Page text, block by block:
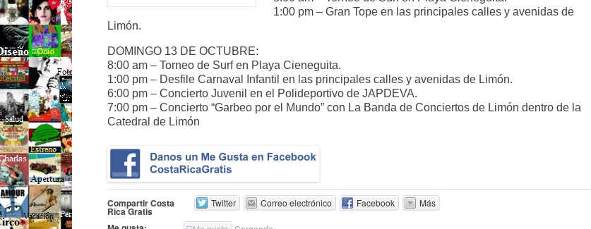
1:00 pm – Gran Tope en las principales calles y avenidas de
Limón.
DOMINGO 13 DE OCTUBRE:
8:00 am – Torneo de Surf en Playa Cieneguita.
1:00 pm – Desfile Carnaval Infantil en las principales calles y avenidas de Limón.
6:00 pm – Concierto Juvenil en el Polideportivo de JAPDEVA.
7:00 pm – Concierto “Garbeo por el Mundo” con La Banda de Conciertos de Limón dentro de la
Catedral de Limón
Compartir Costa
Rica Gratis
Twitter Correo electrónico Facebook Más